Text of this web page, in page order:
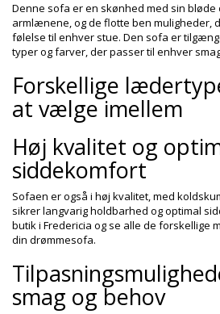
Denne sofa er en skønhed med sin bløde
armlænene, og de flotte ben muligheder,
følelse til enhver stue. Den sofa er
typer og farver, der passer til enhver
Forskellige
at vælge imellem
Høj kvalitet og
siddekomfort
Sofaen er også i høj kvalitet, med
sikrer langvarig holdbarhed og optimal
butik i Fredericia og se alle de forskellige
din drømmesofa.
smag og behov